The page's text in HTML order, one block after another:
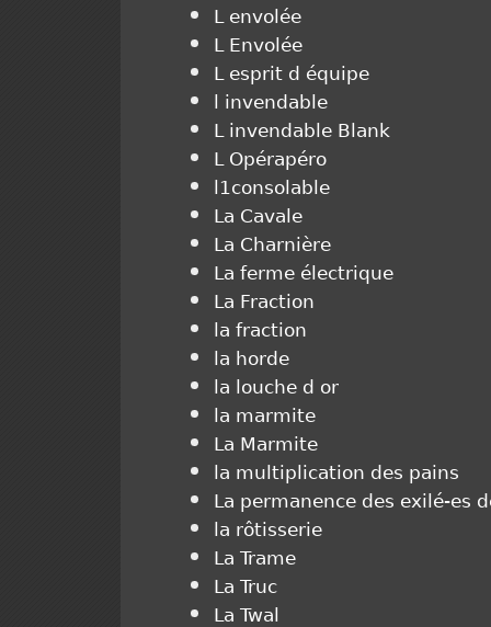
L envolée
L Envolée
L esprit d équipe
l invendable
L invendable Blank
L Opérapéro
l1consolable
La Cavale
La Charnière
La ferme électrique
La Fraction
la fraction
la horde
la louche d or
la marmite
La Marmite
la multiplication des pains
La permanence des exilé-es
la rôtisserie
La Trame
La Truc
La Twal